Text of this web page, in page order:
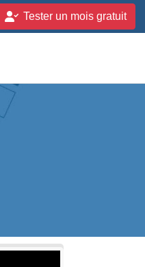
Tester un mois gratuit